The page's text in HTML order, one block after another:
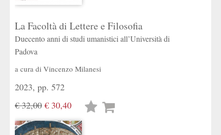
La Facoltà di Lettere e Filosofia
Duecento anni di studi umanistici all’Università di
Padova
a cura di Vincenzo Milanesi
2023, pp. 572
€ 32,00 € 30,40
Lista